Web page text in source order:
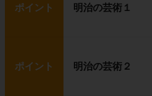
ポイント 明治の芸術１
ポイント 明治の芸術２